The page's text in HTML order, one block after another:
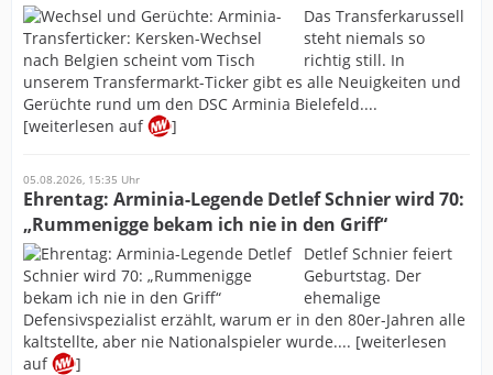
Das Transferkarussell
steht niemals so
richtig still. In
unserem Transfermarkt-Ticker gibt es alle Neuigkeiten und
Gerüchte rund um den DSC Arminia Bielefeld....
[weiterlesen auf
]
05.08.2026, 15:35 Uhr
Ehrentag: Arminia-Legende Detlef Schnier wird 70:
„Rummenigge bekam ich nie in den Griff“
Detlef Schnier feiert
Geburtstag. Der
ehemalige
Defensivspezialist erzählt, warum er in den 80er-Jahren alle
kaltstellte, aber nie Nationalspieler wurde.... [weiterlesen
auf
]